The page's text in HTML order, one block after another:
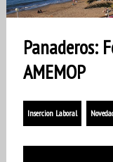
Panaderos:
AMEMOP
Insercion Laboral